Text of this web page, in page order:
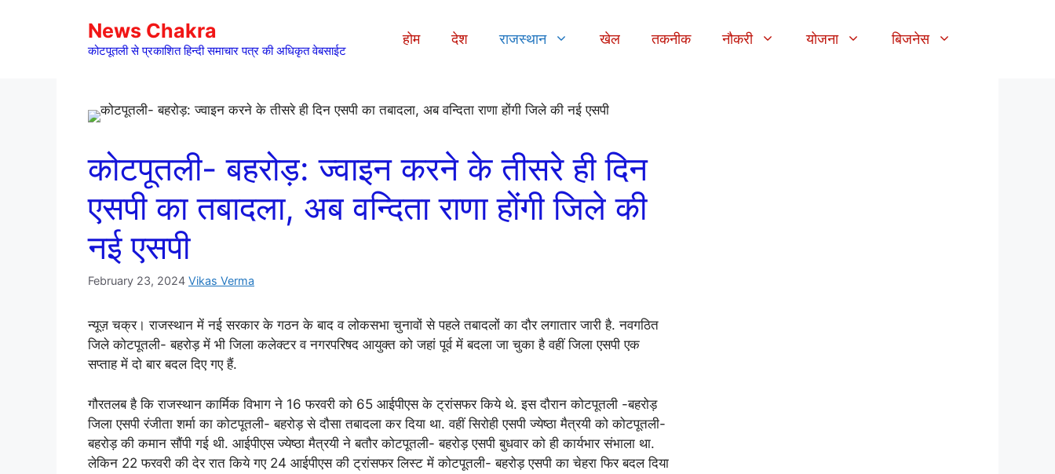
News Chakra
कोटपूतली से प्रकाशित हिन्दी समाचार पत्र की अधिकृत वेबसाईट
होम देश राजस्थान खेल तकनीक नौकरी योजना बिजनेस
कोटपूतली- बहरोड़: ज्वाइन करने के तीसरे ही दिन
एसपी का तबादला, अब वन्दिता राणा होंगी जिले की
नई एसपी
February 23, 2024 Vikas Verma
न्यूज़ चक्र। राजस्थान में नई सरकार के गठन के बाद व लोकसभा चुनावों से पहले तबादलों का दौर लगातार जारी है. नवगठित
जिले कोटपूतली- बहरोड़ में भी जिला कलेक्टर व नगरपरिषद आयुक्त को जहां पूर्व में बदला जा चुका है वहीं जिला एसपी एक
सप्ताह में दो बार बदल दिए गए हैं.
गौरतलब है कि राजस्थान कार्मिक विभाग ने 16 फरवरी को 65 आईपीएस के ट्रांसफर किये थे. इस दौरान कोटपूतली -बहरोड़
जिला एसपी रंजीता शर्मा का कोटपूतली- बहरोड़ से दौसा तबादला कर दिया था. वहीं सिरोही एसपी ज्येष्ठा मैत्रयी को कोटपूतली-
बहरोड़ की कमान सौंपी गई थी. आईपीएस ज्येष्ठा मैत्रयी ने बतौर कोटपूतली- बहरोड़ एसपी बुधवार को ही कार्यभार संभाला था.
लेकिन 22 फरवरी की देर रात किये गए 24 आईपीएस की ट्रांसफर लिस्ट में कोटपूतली- बहरोड़ एसपी का चेहरा फिर बदल दिया